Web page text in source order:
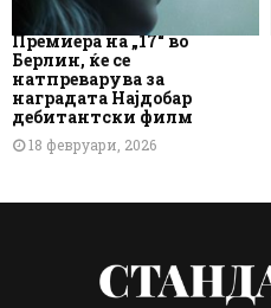
Премиера на „17“ во
Берлин, ќе се
натпреварува за
наградата Најдобар
дебитантски филм
18 февруари, 2026